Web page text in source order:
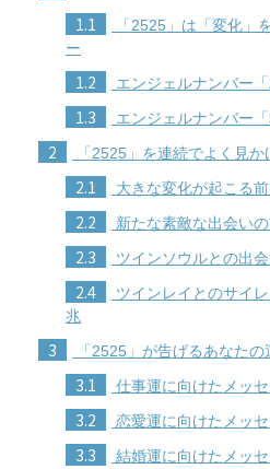
1.1
「2525」は「変化」
ー
1.2 エンジェルナンバー
1.3 エンジェルナンバー
2 「2525」を連続でよく見
2.1 大きな変化が起こる
2.2 新たな素敵な出会い
2.3 ツインソウルとの出
2.4
ツインレイとのサイ
兆
3 「2525」が告げるあなた
3.1 仕事運に向けたメッ
3.2 恋愛運に向けたメッ
3.3 結婚運に向けたメッ